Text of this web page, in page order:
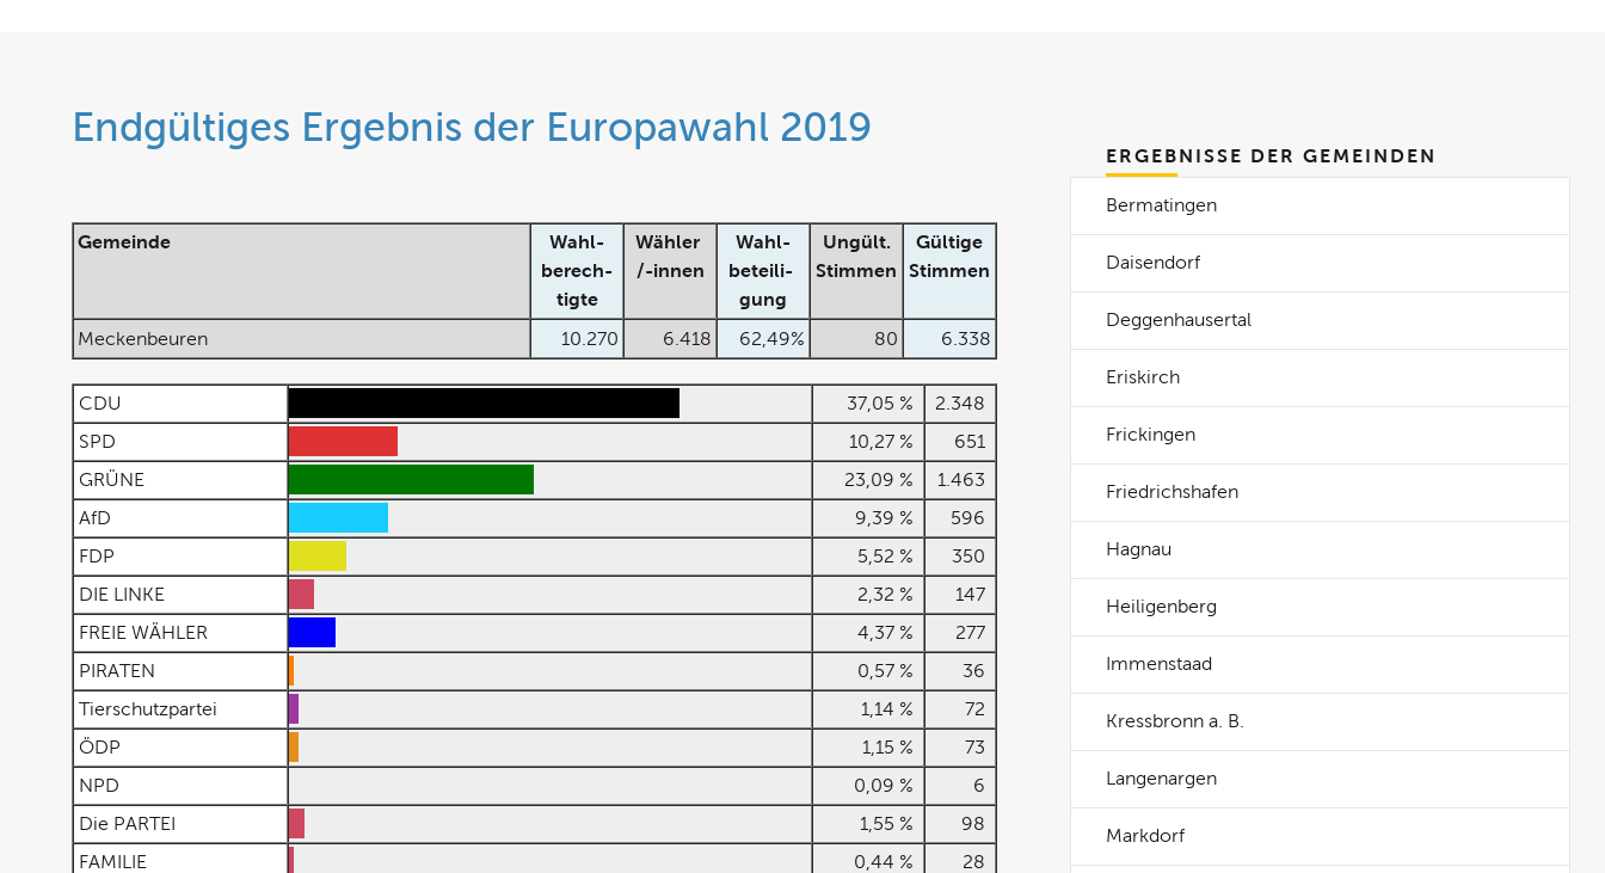
Endgültiges Ergebnis der Europawahl 2019
Gemeinde
Wahl-
berech-
tigte
Wähler
/-innen
Wahl-
beteili-
gung
Ungült.
Stimmen
Gültige
Stimmen
Meckenbeuren 10.270 6.418 62,49% 80 6.338
CDU 37,05 %
2.348
SPD
10,27 %
651
GRÜNE
23,09 %
1.463
AfD
9,39 %
596
FDP
5,52 %
350
DIE LINKE
2,32 %
147
FREIE WÄHLER
4,37 %
277
PIRATEN
0,57 %
36
Tierschutzpartei
1,14 %
72
ÖDP
1,15 %
73
NPD
0,09 %
6
Die PARTEI
1,55 %
98
FAMILIE
0,44 %
28
ERGEBNISSE DER GEMEINDEN
Bermatingen
Daisendorf
Deggenhausertal
Eriskirch
Frickingen
Friedrichshafen
Hagnau
Heiligenberg
Immenstaad
Kressbronn a. B.
Langenargen
Markdorf